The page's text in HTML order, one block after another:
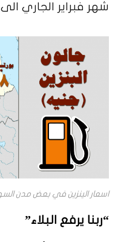
شهر فبراير الجاري
اسعار الينزين في بعض مدن السودان
“ربنا يرفع البلاء”